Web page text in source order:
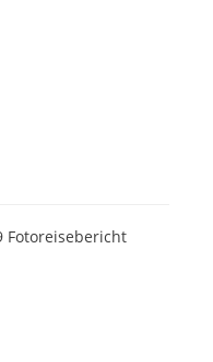
Fotoreisebericht